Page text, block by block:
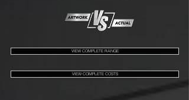
VIEW COMPLETE RANGE
VIEW COMPLETE COSTS